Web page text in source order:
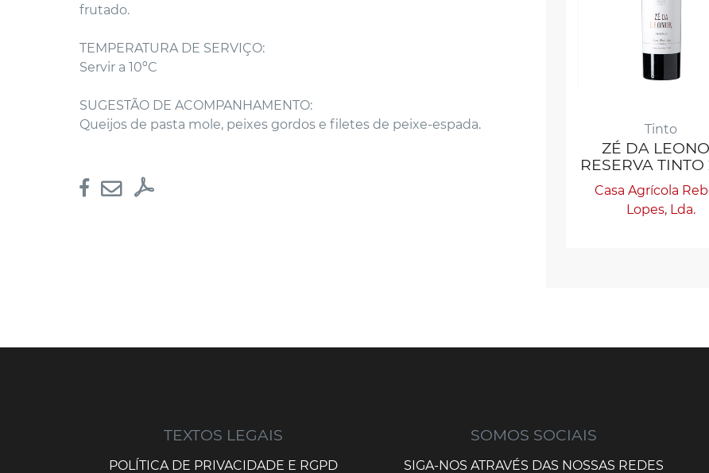
frutado.
TEMPERATURA DE SERVIÇO:
Servir a 10ºC
SUGESTÃO DE ACOMPANHAMENTO:
Queijos de pasta mole, peixes gordos e filetes de peixe-espada.
Tinto
ZÉ DA
RESERVA TINTO
Casa Agrícola
Lopes, Lda.
TEXTOS LEGAIS
POLÍTICA DE PRIVACIDADE E RGPD
SOMOS SOCIAIS
SIGA-NOS ATRAVÉS DAS NOSSAS REDES